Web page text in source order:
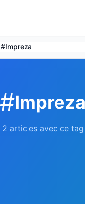
#Impreza
#Impreza
2 articles avec ce tag